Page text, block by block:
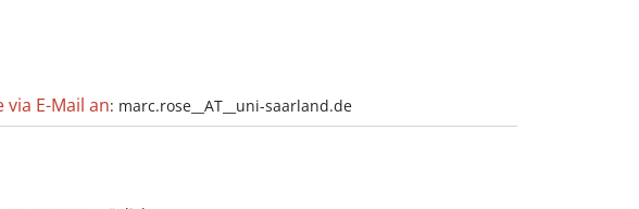
E-Mail an: marc.rose__AT__uni-saarland.de